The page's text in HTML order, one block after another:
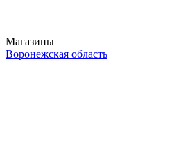
Магазины
Воронежская область